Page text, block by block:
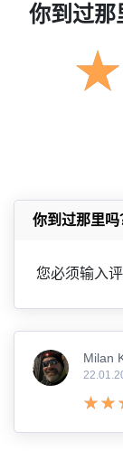
你到过那
你到过那里
您必须输入
Milan